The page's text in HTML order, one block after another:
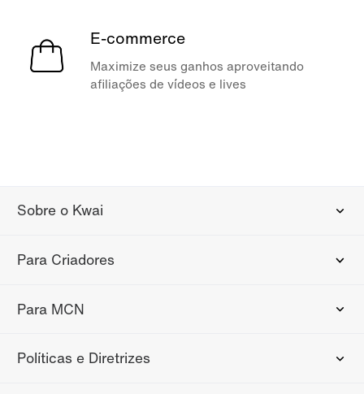
E-commerce
Maximize seus ganhos aproveitando
afiliações de vídeos e lives
Sobre o Kwai
Para Criadores
Para MCN
Políticas e Diretrizes